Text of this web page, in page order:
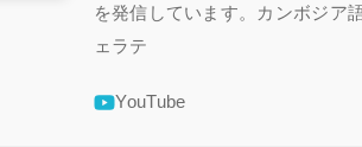
を発信しています。カンボジア
ェラテ